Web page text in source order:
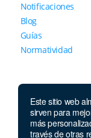
Este sitio web
sirven para
más
través de otras
Notificaciones
Blog
Guías
Normatividad